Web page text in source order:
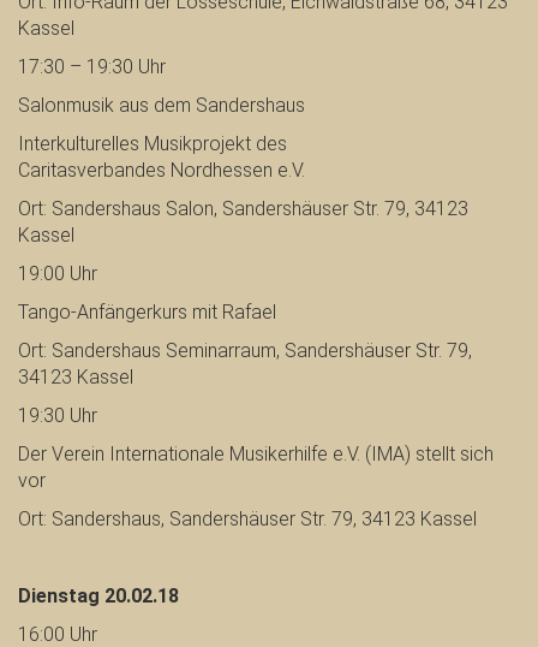
Kassel
17:30 – 19:30 Uhr
Salonmusik aus dem Sandershaus
Interkulturelles Musikprojekt des
Caritasverbandes Nordhessen e.V.
Ort: Sandershaus Salon, Sandershäuser Str. 79, 34123
Kassel
19:00 Uhr
Tango-Anfängerkurs mit Rafael
Ort: Sandershaus Seminarraum, Sandershäuser Str. 79,
34123 Kassel
19:30 Uhr
Der Verein Internationale Musikerhilfe e.V. (IMA) stellt sich
vor
Ort: Sandershaus, Sandershäuser Str. 79, 34123 Kassel
Dienstag 20.02.18
16:00 Uhr